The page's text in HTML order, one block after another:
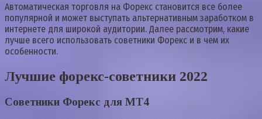
Автоматическая торговля на Форекс становится все более
популярной и может выступать альтернативным заработком в
интернете для широкой аудитории. Далее рассмотрим, какие
лучше всего использовать советники Форекс и в чем их
особенности.
Лучшие форекс-советники 2022
Советники Форекс для МТ4